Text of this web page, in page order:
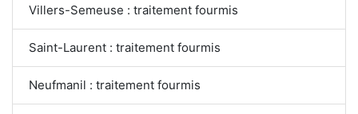
Villers-Semeuse : traitement fourmis
Saint-Laurent : traitement fourmis
Neufmanil : traitement fourmis